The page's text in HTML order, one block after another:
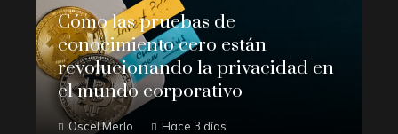
Cómo las pruebas de
conocimiento cero están
revolucionando la privacidad en
el mundo corporativo
Oscel Merlo Hace 3 días